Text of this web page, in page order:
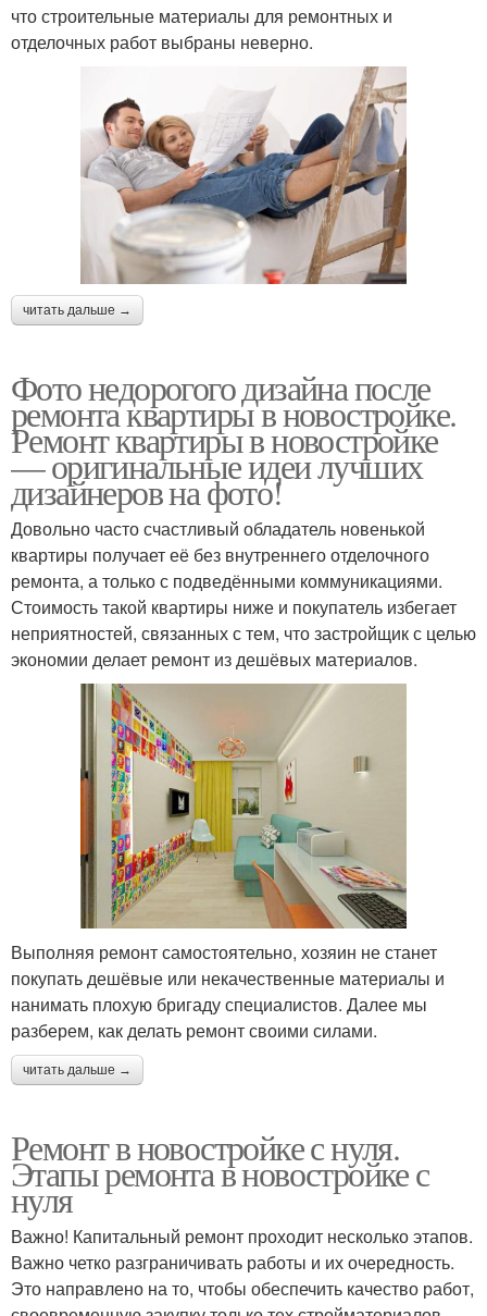
что строительные материалы для ремонтных и
отделочных работ выбраны неверно.
читать дальше →
Фото недорогого дизайна после
ремонта квартиры в новостройке.
Ремонт квартиры в новостройке
— оригинальные идеи лучших
дизайнеров на фото!
Довольно часто счастливый обладатель новенькой
квартиры получает её без внутреннего отделочного
ремонта, а только с подведёнными коммуникациями.
Стоимость такой квартиры ниже и покупатель избегает
неприятностей, связанных с тем, что застройщик с целью
экономии делает ремонт из дешёвых материалов.
Выполняя ремонт самостоятельно, хозяин не станет
покупать дешёвые или некачественные материалы и
нанимать плохую бригаду специалистов. Далее мы
разберем, как делать ремонт своими силами.
читать дальше →
Ремонт в новостройке с нуля.
Этапы ремонта в новостройке с
нуля
Важно! Капитальный ремонт проходит несколько этапов.
Важно четко разграничивать работы и их очередность.
Это направлено на то, чтобы обеспечить качество работ,